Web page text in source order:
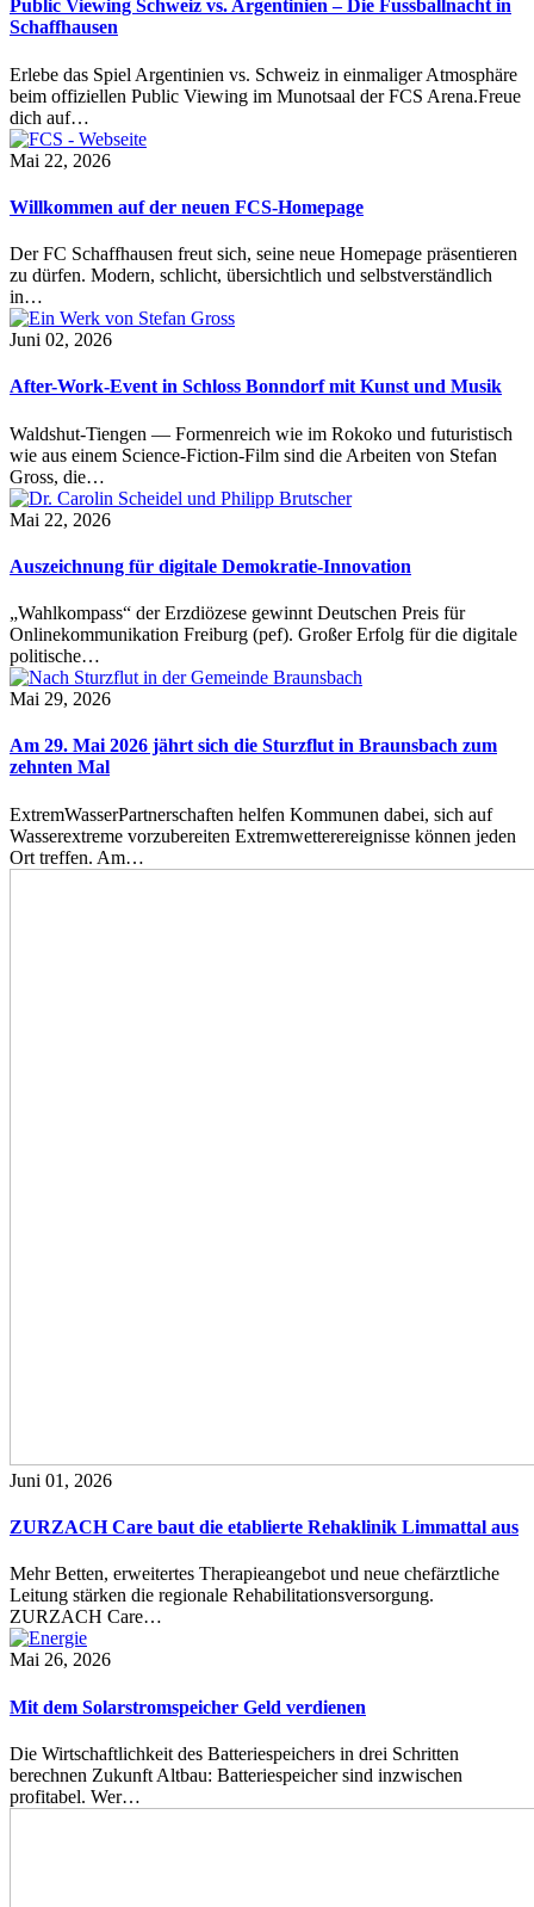
Public Viewing Schweiz vs. Argentinien – Die Fussballnacht in
Schaffhausen
Erlebe das Spiel Argentinien vs. Schweiz in einmaliger Atmosphäre
beim offiziellen Public Viewing im Munotsaal der FCS Arena.Freue
dich auf…
Mai 22, 2026
Willkommen auf der neuen FCS-Homepage
Der FC Schaffhausen freut sich, seine neue Homepage präsentieren
zu dürfen. Modern, schlicht, übersichtlich und selbstverständlich
in…
Juni 02, 2026
After-Work-Event in Schloss Bonndorf mit Kunst und Musik
Waldshut-Tiengen — Formenreich wie im Rokoko und futuristisch
wie aus einem Science-Fiction-Film sind die Arbeiten von Stefan
Gross, die…
Mai 22, 2026
Auszeichnung für digitale Demokratie-Innovation
„Wahlkompass“ der Erzdiözese gewinnt Deutschen Preis für
Onlinekommunikation Freiburg (pef). Großer Erfolg für die digitale
politische…
Mai 29, 2026
Am 29. Mai 2026 jährt sich die Sturzflut in Braunsbach zum
zehnten Mal
ExtremWasserPartnerschaften helfen Kommunen dabei, sich auf
Wasserextreme vorzubereiten Extremwetterereignisse können jeden
Ort treffen. Am…
Juni 01, 2026
ZURZACH Care baut die etablierte Rehaklinik Limmattal aus
Mehr Betten, erweitertes Therapieangebot und neue chefärztliche
Leitung stärken die regionale Rehabilitationsversorgung.
ZURZACH Care…
Mai 26, 2026
Mit dem Solarstromspeicher Geld verdienen
Die Wirtschaftlichkeit des Batteriespeichers in drei Schritten
berechnen Zukunft Altbau: Batteriespeicher sind inzwischen
profitabel. Wer…